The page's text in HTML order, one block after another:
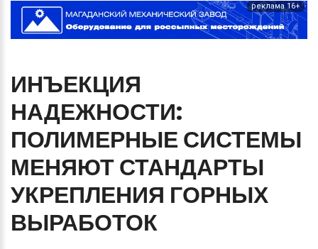
реклама 16+
ИНЪЕКЦИЯ
НАДЕЖНОСТИ:
ПОЛИМЕРНЫЕ СИСТЕМЫ
МЕНЯЮТСТАНДАРТЫ
УКРЕПЛЕНИЯ ГОРНЫХ
ВЫРАБОТОК